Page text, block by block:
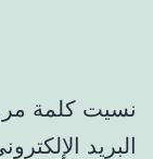
نسيت كلمة
البريد